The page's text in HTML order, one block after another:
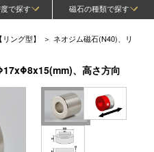
で探す 磁石の種類で探す
ング型】 ＞ ネオジム磁石(N40)、リ
、高さ方向